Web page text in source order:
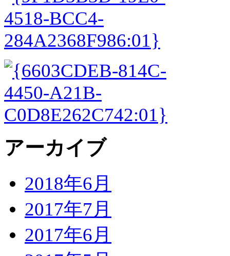
アーカイブ
2018年6月
2017年7月
2017年6月